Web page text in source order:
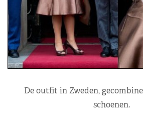
De outfit in Zweden,
schoenen.